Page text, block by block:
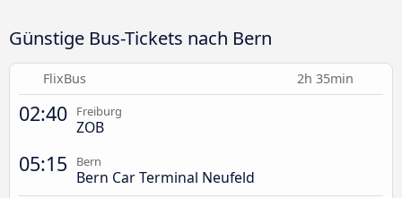
Günstige Bus-Tickets nach Bern
FlixBus 2h 35min
02:40 Freiburg
ZOB
05:15 Bern
Bern Car Terminal Neufeld